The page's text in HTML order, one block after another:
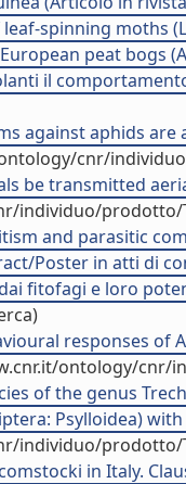
spinning moths
peat bogs
il
against aphids
cnr/
be transmitted
individuo/prodotto/
and parasitic
Poster in atti di
fitofagi e loro
responses of
ontology/cnr/
of the genus
Psylloidea)
individuo/prodotto/
in Italy.